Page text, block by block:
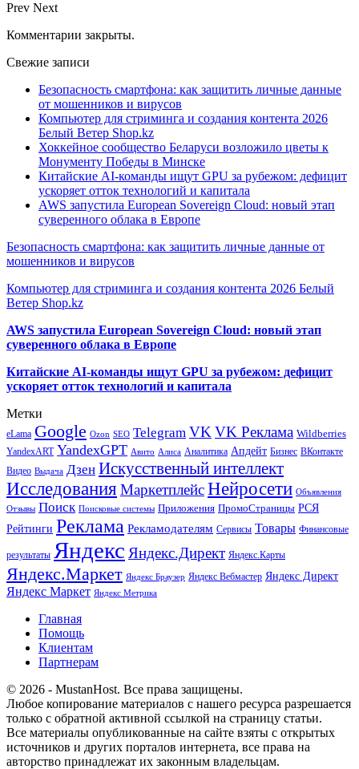
Prev Next
Комментарии закрыты.
Свежие записи
Безопасность смартфона: как защитить личные данные
от мошенников и вирусов
Компьютер для стриминга и создания контента 2026
Белый Ветер Shop.kz
Хоккейное сообщество Беларуси возложило цветы к
Монументу Победы в Минске
Китайские AI-команды ищут GPU за рубежом: дефицит
ускоряет отток технологий и капитала
AWS запустила European Sovereign Cloud: новый этап
суверенного облака в Европе
Безопасность смартфона: как защитить личные данные от
мошенников и вирусов
Компьютер для стриминга и создания контента 2026 Белый
Ветер Shop.kz
AWS запустила European Sovereign Cloud: новый этап
суверенного облака в Европе
Китайские AI-команды ищут GPU за рубежом: дефицит
ускоряет отток технологий и капитала
Метки
eLama Google Ozon SEO Telegram VKVK Реклама Wildberries
YandexART YandexGPT Авито Алиса Аналитика Апдейт Бизнес ВКонтакте
Видео Выдача Дзен Искусственный интеллект
Исследования МаркетплейсНейросети Объявления
Отзывы Поиск Поисковые системы Приложения ПромоСтраницы РСЯ
Рейтинги Реклама Рекламодателям Сервисы Товары Финансовые
результаты Яндекс Яндекс.Директ Яндекс.Карты
Яндекс.Маркет Яндекс Браузер Яндекс Вебмастер Яндекс Директ
Яндекс Маркет Яндекс Метрика
Главная
Помощь
Клиентам
Партнерам
© 2026 - MustanHost. Все права защищены.
Любое копирование материалов с нашего ресурса разрешается
только с обратной активной ссылкой на страницу статьи.
Все материалы опубликованные на сайте взяты с открытых
источников и других порталов интернета, все права на
авторство принадлежат их законным владельцам.